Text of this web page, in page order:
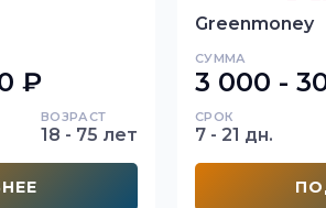
₽
ВОЗРАСТ
18 - 75 лет
Greenmoney
СУММА
3 000 -
СРОК
7 - 21 дн.